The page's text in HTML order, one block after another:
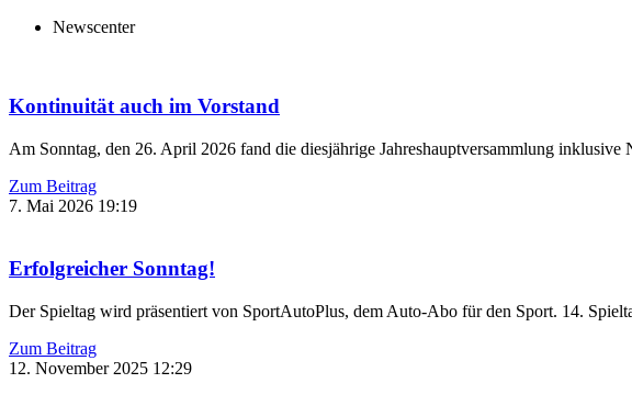
Newscenter
Kontinuität auch im Vorstand
Am Sonntag, den 26. April 2026 fand die diesjährige Jahreshauptversammlung
Zum Beitrag
7. Mai 2026 19:19
Erfolgreicher Sonntag!
Der Spieltag wird präsentiert von SportAutoPlus, dem Auto-Abo für den Sport. 14.
Zum Beitrag
12. November 2025 12:29